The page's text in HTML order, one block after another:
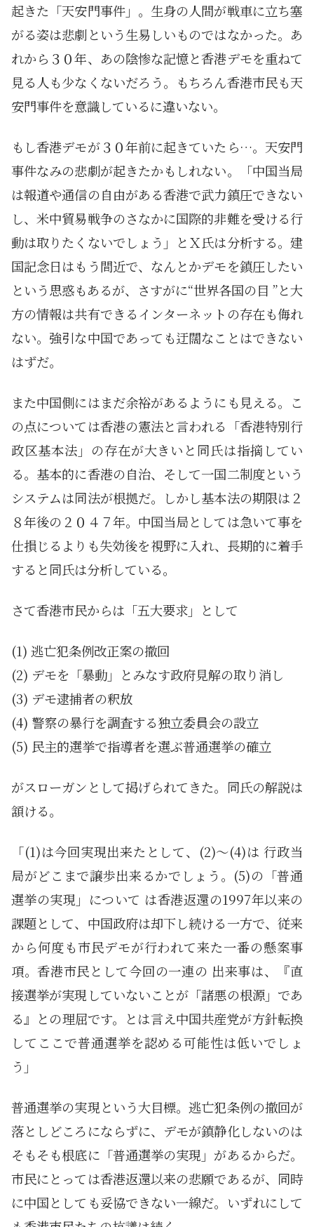
起きた「天安門事件」。生身の人間が戦車に立ち塞
がる姿は悲劇という生易しいものではなかった。あ
れから３０年、あの陰惨な記憶と香港デモを重ねて
見る人も少なくないだろう。もちろん香港市民も天
安門事件を意識しているに違いない。
もし香港デモが３０年前に起きていたら…。天安門
事件なみの悲劇が起きたかもしれない。「中国当局
は報道や通信の自由がある香港で武力鎮圧できない
し、米中貿易戦争のさなかに国際的非難を受ける行
動は取りたくないでしょう」とＸ氏は分析する。建
国記念日はもう間近で、なんとかデモを鎮圧したい
という思惑もあるが、さすがに“世界各国の目 ”と大
方の情報は共有できるインターネットの存在も侮れ
ない。強引な中国であっても迂闊なことはできない
はずだ。
また中国側にはまだ余裕があるようにも見える。こ
の点については香港の憲法と言われる「香港特別行
政区基本法」の存在が大きいと同氏は指摘してい
る。基本的に香港の自治、そして一国二制度という
システムは同法が根拠だ。しかし基本法の期限は２
８年後の２０４７年。中国当局としては急いて事を
仕損じるよりも失効後を視野に入れ、長期的に着手
すると同氏は分析している。
さて香港市民からは「五大要求」として
(1) 逃亡犯条例改正案の撤回
(2) デモを「暴動」とみなす政府見解の取り消し
(3) デモ逮捕者の釈放
(4) 警察の暴行を調査する独立委員会の設立
(5) 民主的選挙で指導者を選ぶ普通選挙の確立
がスローガンとして掲げられてきた。同氏の解説は
頷ける。
「(1)は今回実現出来たとして、(2)～(4)は 行政当
局がどこまで譲歩出来るかでしょう。(5)の「普通
選挙の実現」について は香港返還の1997年以来の
課題として、中国政府は却下し続ける一方で、従来
から何度も市民デモが行われて来た一番の懸案事
項。香港市民として今回の一連の 出来事は、『直
接選挙が実現していないことが「諸悪の根源」であ
る』との理屈です。とは言え中国共産党が方針転換
してここで普通選挙を認める可能性は低いでしょ
う」
普通選挙の実現という大目標。逃亡犯条例の撤回が
落としどころにならずに、デモが鎮静化しないのは
そもそも根底に「普通選挙の実現」があるからだ。
市民にとっては香港返還以来の悲願であるが、同時
に中国としても妥協できない一線だ。いずれにして